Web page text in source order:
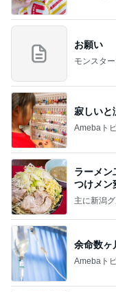
お願い
モンスタ
寂しいと
Amebaト
ラーメン
つけメン
主に新潟
余命数ヶ
Amebaト